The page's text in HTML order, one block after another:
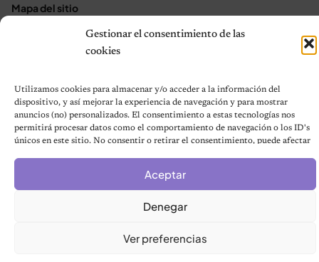
Gestionar el consentimiento de las
cookies
Utilizamos cookies para almacenar y/o acceder a la información del
dispositivo, y así mejorar la experiencia de navegación y para mostrar
anuncios (no) personalizados. El consentimiento a estas tecnologías nos
permitirá procesar datos como el comportamiento de navegación o los ID's
únicos en este sitio. No consentir o retirar el consentimiento, puede afectar
Aceptar
Denegar
Ver preferencias
Mapa del sitio
Terms and Conditions
© 2026 Notas de Mascotas
Política de privacidad